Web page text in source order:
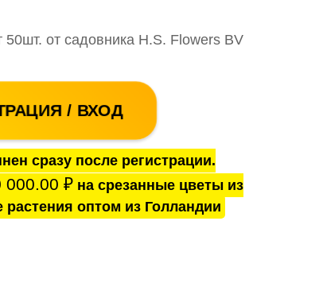
от садовника H.S. Flowers BV
/ ВХОД
сразу после регистрации.
000.00 ₽на срезанные цветы из
оптом из Голландии